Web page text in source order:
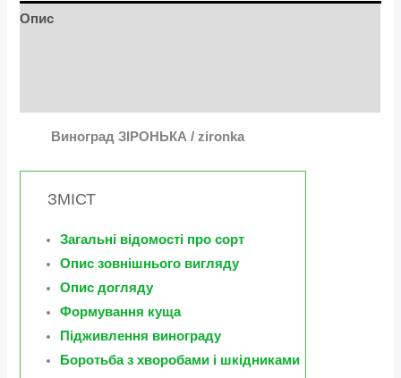
Опис
Виноград ЗІРОНЬКА / zironka
ЗМІСТ
Загальні відомості про сорт
Опис зовнішнього вигляду
Опис догляду
Формування куща
Підживлення винограду
Боротьба з хворобами і шкідниками